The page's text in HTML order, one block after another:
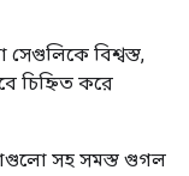
বিশ্বস্ত,
চিহ্নিত করে
সহ সমস্ত গুগল